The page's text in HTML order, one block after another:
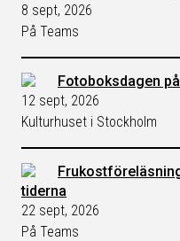
8 sept, 2026
På Teams
Fotoboksdagen
12 sept, 2026
Kulturhuset i Stockholm
tiderna
22 sept, 2026
På Teams